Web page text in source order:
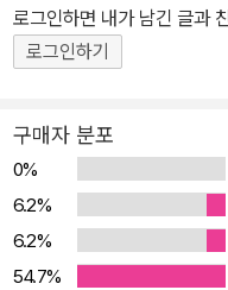
서 목장을 하는 할아버지를
에 부푼다. 그러나 평생을
초래한다. 게다가 사상 초유
뒤에 숨겨진 충격적인 진실
못지않게 정신적 혼란에 빠
문2 우주정거장을 그리워하게 되는데…. 평생
살아온 레오와 쌍둥이 남매
로그인하면 내가 남긴 글과
로그인하기
구매자 분포
0%
6.2%
6.2%
54.7%